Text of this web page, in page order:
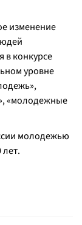
изменение
в конкурсе
уровне
«молодежные
молодежью
лет.